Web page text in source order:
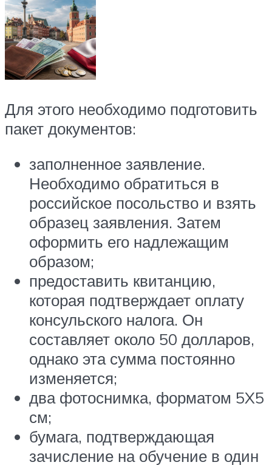
Для этого необходимо подготовить
пакет документов:
заполненное заявление.
Необходимо обратиться в
российское посольство и взять
образец заявления. Затем
оформить его надлежащим
образом;
предоставить квитанцию,
которая подтверждает оплату
консульского налога. Он
составляет около 50 долларов,
однако эта сумма постоянно
изменяется;
два фотоснимка, форматом 5X5
см;
бумага, подтверждающая
зачисление на обучение в один